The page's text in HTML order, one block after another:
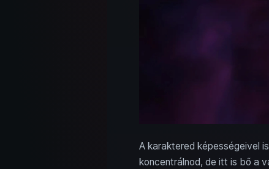
A karaktered képességeivel
koncentrálnod, de itt is bő a